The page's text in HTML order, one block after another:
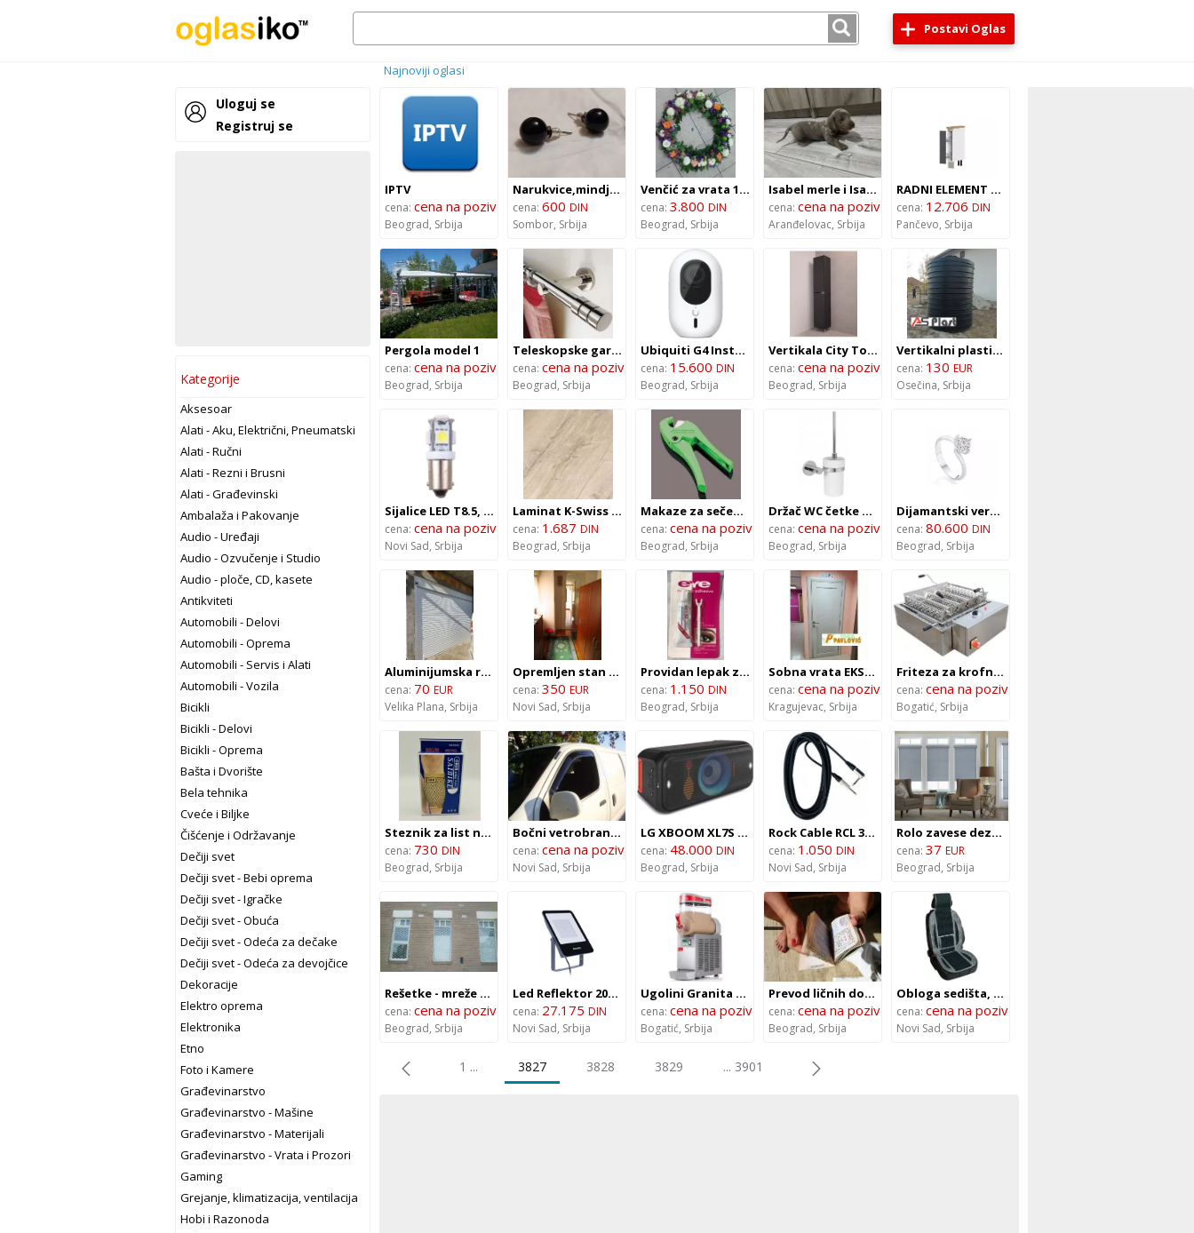
Postavi Oglas
Najnoviji oglasi
Uloguj se
Registruj se
Kategorije
Aksesoar
Alati - Aku, Električni, Pneumatski
Alati - Ručni
Alati - Rezni i Brusni
Alati - Građevinski
Ambalaža i Pakovanje
Audio - Uređaji
Audio - Ozvučenje i Studio
Audio - ploče, CD, kasete
Antikviteti
Automobili - Delovi
Automobili - Oprema
Automobili - Servis i Alati
Automobili - Vozila
Bicikli
Bicikli - Delovi
Bicikli - Oprema
Bašta i Dvorište
Bela tehnika
Cveće i Biljke
Čišćenje i Održavanje
Dečiji svet
Dečiji svet - Bebi oprema
Dečiji svet - Igračke
Dečiji svet - Obuća
Dečiji svet - Odeća za dečake
Dečiji svet - Odeća za devojčice
Dekoracije
Elektro oprema
Elektronika
Etno
Foto i Kamere
Građevinarstvo
Građevinarstvo - Mašine
Građevinarstvo - Materijali
Građevinarstvo - Vrata i Prozori
Gaming
Grejanje, klimatizacija, ventilacija
Hobi i Razonoda
IPTV
cena: cena na poziv
Beograd, Srbija
Narukvice,mindjuše i prstenovi sa biserima
cena: 600 DIN
Sombor, Srbija
Venčić za vrata 149
cena: 3.800 DIN
Beograd, Srbija
Isabel merle i Isabel jaze patuljasti
cena: cena na poziv
Aranđelovac, Srbija
RADNI ELEMENT R-15-1K/5 iz kolekcije Infinity
cena: 12.706 DIN
Pančevo, Srbija
Pergola model 1
cena: cena na poziv
Beograd, Srbija
Teleskopske garnišne sjajne srebrne boje 35010
cena: cena na poziv
Beograd, Srbija
Ubiquiti G4 Instant 2K (4MP) Kamera | UVC-G4-INS-EU
cena: 15.600 DIN
Beograd, Srbija
Vertikala City Tower Artteon 35x190cm 5379 antracite
cena: cena na poziv
Beograd, Srbija
Vertikalni plastični rezervoar 10.000L prečnik 2000mm visina 3190mm
cena: 130 EUR
Osečina, Srbija
Sijalice LED T8.5, 12V, 5 LED (2 kom) – 4Cars 92483
cena: cena na poziv
Novi Sad, Srbija
Laminat K-Swiss Marine 3788
cena: 1.687 DIN
Beograd, Srbija
Makaze za sečenje cevi Aquatherm 20-40
cena: cena na poziv
Beograd, Srbija
Držač WC četke C-12-13 Toro Concept
cena: cena na poziv
Beograd, Srbija
Dijamantski verenički prsten
cena: 80.600 DIN
Beograd, Srbija
Aluminijumska rolo vrata - model 5
cena: 70 EUR
Velika Plana, Srbija
Opremljen stan na Novom Naselju
cena: 350 EUR
Novi Sad, Srbija
Providan lepak za trepavice
cena: 1.150 DIN
Beograd, Srbija
Sobna vrata EKSKLUZIV V10
cena: cena na poziv
Kragujevac, Srbija
Friteza za krofne Izo FS16
cena: cena na poziv
Bogatić, Srbija
Steznik za list noge – 9609
cena: 730 DIN
Beograd, Srbija
Bočni vetrobrani (prednji) za Toyota Hiace (1996-)
cena: cena na poziv
Novi Sad, Srbija
LG XBOOM XL7S Bluetooth zvučnik USB
cena: 48.000 DIN
Beograd, Srbija
Rock Cable RCL 30256 D6 instrumentalni kabel 6m
cena: 1.050 DIN
Novi Sad, Srbija
Rolo zavese dezen 9
cena: 37 EUR
Beograd, Srbija
Rešetke - mreže za prozore
cena: cena na poziv
Beograd, Srbija
Led Reflektor 200W 4000K
cena: 27.175 DIN
Novi Sad, Srbija
Ugolini Granita Mini 1 sokovnik
cena: cena na poziv
Bogatić, Srbija
Prevod ličnih dokumenata - prevod pasoša - hrvatski jezik
cena: cena na poziv
Beograd, Srbija
Obloga sedišta, Crna Fresco Sport – Lampa 54447
cena: cena na poziv
Novi Sad, Srbija
1 ... 3827 3828 3829 ... 3901